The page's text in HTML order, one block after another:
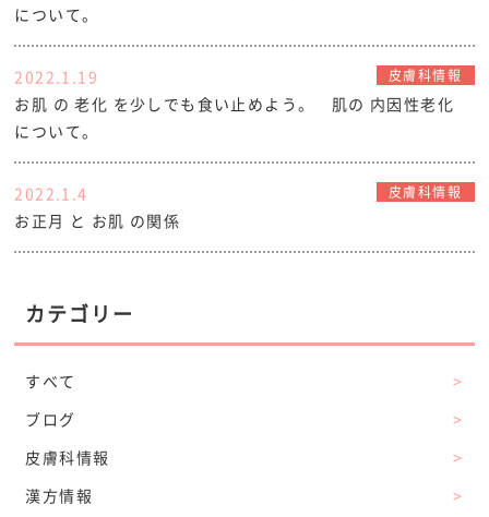
について。
2022.1.19 皮膚科情報
お肌 の 老化 を少しでも食い止めよう。 肌の 内因性老化
について。
2022.1.4 皮膚科情報
お正月 と お肌 の関係
カテゴリー
すべて
>
ブログ
>
皮膚科情報
>
漢方情報
>